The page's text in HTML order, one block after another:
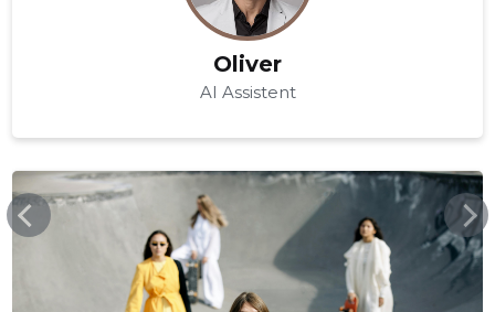
Oliver
AI Assistent
KAUBAHALDJAS.EE